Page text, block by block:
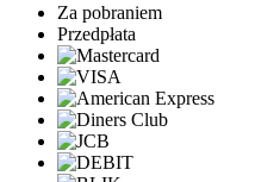
Za pobraniem
Przedpłata